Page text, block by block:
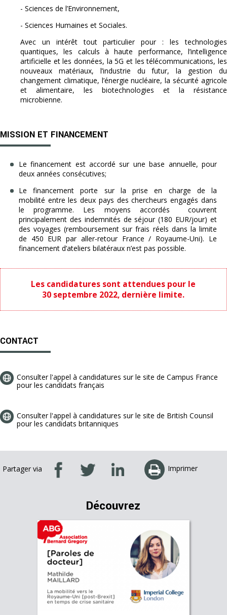
- Sciences de l’Environnement,
- Sciences Humaines et Sociales.
Avec un intérêt tout particulier pour : les technologies
quantiques, les calculs à haute performance, l’intelligence
artificielle et les données, la 5G et les télécommunications, les
nouveaux matériaux, l’industrie du futur, la gestion du
changement climatique, l’énergie nucléaire, la sécurité agricole
et alimentaire, les biotechnologies et la résistance
microbienne.
MISSION ET FINANCEMENT
Le financement est accordé sur une base annuelle, pour
deux années consécutives;
Le financement porte sur la prise en charge de la
mobilité entre les deux pays des chercheurs engagés dans
le programme. Les moyens accordés couvrent
principalement des indemnités de séjour (180 EUR/jour) et
des voyages (remboursement sur frais réels dans la limite
de 450 EUR par aller-retour France / Royaume-Uni). Le
financement d’ateliers bilatéraux n’est pas possible.
Les candidatures sont attendues pour le
30 septembre 2022, dernière limite.
CONTACT
Consulter l'appel à candidatures sur le site de Campus France
pour les candidats français
Consulter l'appel à candidatures sur le site de British Counsil
pour les candidats britanniques
Partager via Imprimer
Découvrez